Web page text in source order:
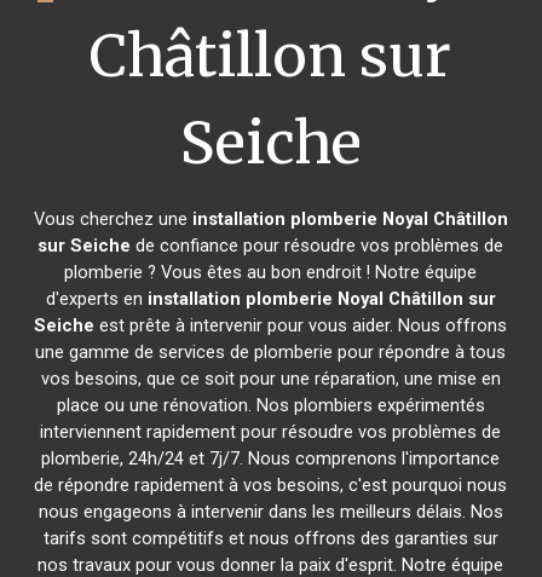
Châtillon sur
Seiche
Vous cherchez une installation plomberie Noyal Châtillon
sur Seiche de confiance pour résoudre vos problèmes de
plomberie ? Vous êtes au bon endroit ! Notre équipe
d'experts en installation plomberie Noyal Châtillon sur
Seiche est prête à intervenir pour vous aider. Nous offrons
une gamme de services de plomberie pour répondre à tous
vos besoins, que ce soit pour une réparation, une mise en
place ou une rénovation. Nos plombiers expérimentés
interviennent rapidement pour résoudre vos problèmes de
plomberie, 24h/24 et 7j/7. Nous comprenons l'importance
de répondre rapidement à vos besoins, c'est pourquoi nous
nous engageons à intervenir dans les meilleurs délais. Nos
tarifs sont compétitifs et nous offrons des garanties sur
nos travaux pour vous donner la paix d'esprit. Notre équipe